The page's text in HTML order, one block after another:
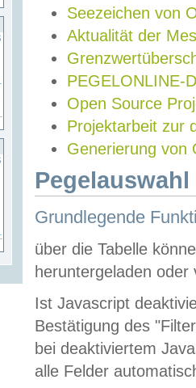
Seezeichen von
Aktualität der
PEGELONLINE-
Open Source
Projektarbeit zur
Generierung von
Grundlegende
über die Tabelle
heruntergeladen oder
Ist Javascript
Bestätigung des
bei deaktiviertem
alle Felder